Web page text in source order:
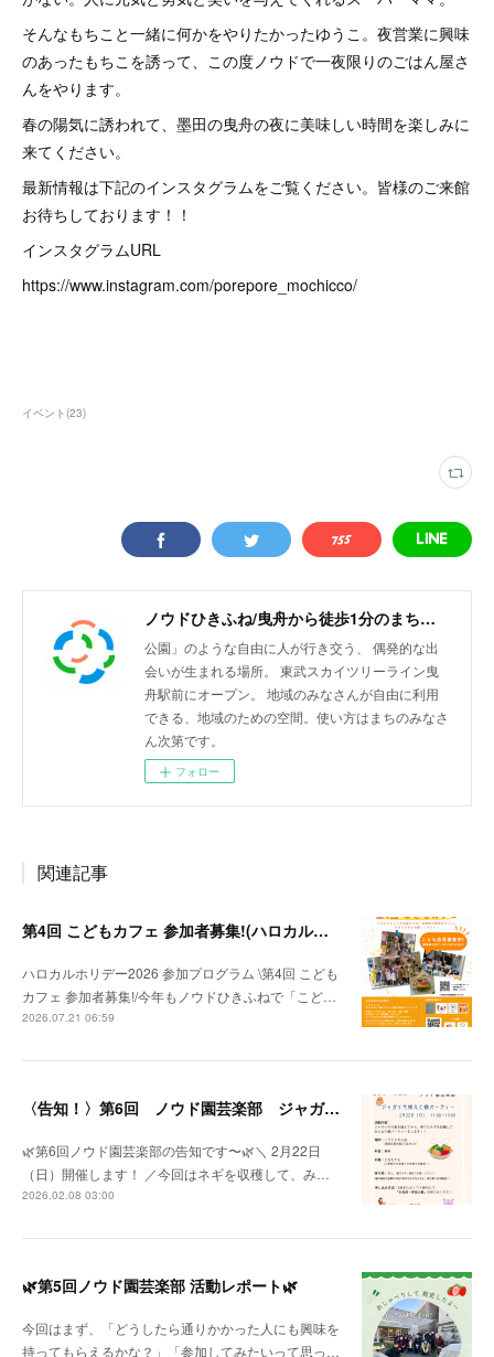
そんなもちこと一緒に何かをやりたかったゆうこ。夜営業に興味
のあったもちこを誘って、この度ノウドで一夜限りのごはん屋さ
んをやります。
春の陽気に誘われて、墨田の曳舟の夜に美味しい時間を楽しみに
来てください。
最新情報は下記のインスタグラムをご覧ください。皆様のご来館
お待ちしております！！
インスタグラムURL
https://www.instagram.com/porepore_mochicco/
イベント(23)
ノウドひきふね/曳舟から徒歩1分のまちリビング
公園」のような自由に人が行き交う、 偶発的な出
会いが生まれる場所。 東武スカイツリーライン曳
舟駅前にオープン。 地域のみなさんが自由に利用
できる、地域のための空間。使い方はまちのみなさ
ん次第です。
フォロー
関連記事
第4回 こどもカフェ 参加者募集!(ハロカルホリデー2026参加プログラム）
ハロカルホリデー2026 参加プログラム \第4回 こども
カフェ 参加者募集!/今年もノウドひきふねで「こど…
2026.07.21 06:59
〈告知！〉第6回 ノウド園芸楽部 ジャガイモ植え🥔と鍋パーティー🍲⁈
🌿第6回ノウド園芸楽部の告知です〜🌿＼ 2月22日
（日）開催します！ ／今回はネギを収穫して、み…
2026.02.08 03:00
🌿第5回ノウド園芸楽部 活動レポート🌿
今回はまず、「どうしたら通りかかった人にも興味を
持ってもらえるかな？」「参加してみたいって思っ…